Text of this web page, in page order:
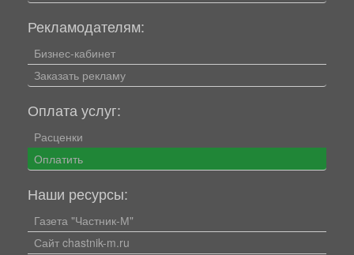
Рекламодателям:
Бизнес-кабинет
Заказать рекламу
Оплата услуг:
Расценки
Оплатить
Наши ресурсы:
Газета "Частник-М"
Сайт chastnik-m.ru